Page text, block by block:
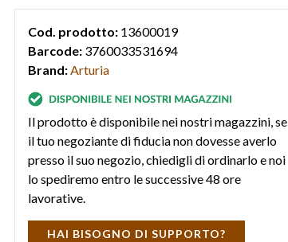
Cod. prodotto: 13600019
Barcode: 3760033531694
Brand:Arturia
Il prodotto è disponibile nei nostri magazzini, se
il tuo negoziante di fiducia non dovesse averlo
presso il suo negozio, chiedigli di ordinarlo e noi
lo spediremo entro le successive 48 ore
lavorative.
HAI BISOGNO DI SUPPORTO?